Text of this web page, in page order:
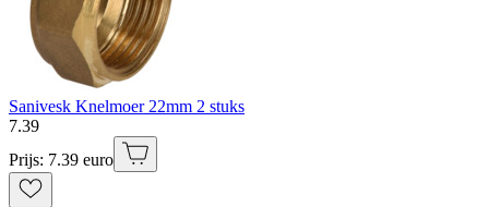
Sanivesk Knelmoer 22mm 2 stuks
7.39
Prijs: 7.39 euro